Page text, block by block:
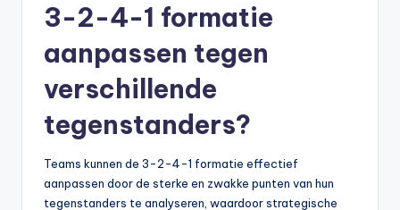
3-2-4-1 formatie
aanpassen tegen
verschillende
tegenstanders?
Teams kunnen de 3-2-4-1 formatie effectief
aanpassen door de sterke en zwakke punten van hun
tegenstanders te analyseren, waardoor strategische